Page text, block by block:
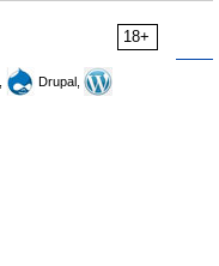
18+
Drupal,